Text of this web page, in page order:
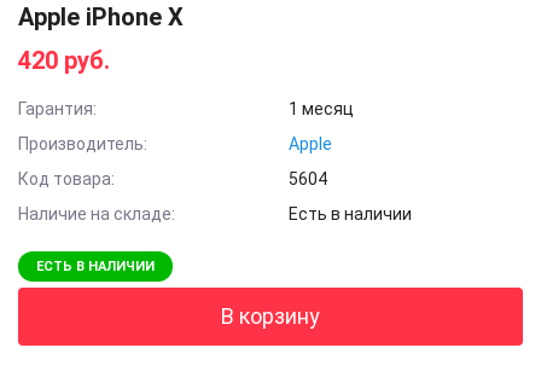
Apple iPhone X
420 руб.
Гарантия:
1 месяц
Производитель:
Apple
Код товара:
5604
Наличие на складе:
Есть в наличии
ЕСТЬ В НАЛИЧИИ
В корзину